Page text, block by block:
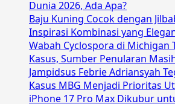
Dunia 2026, Ada Apa?
Baju Kuning Cocok dengan
Inspirasi Kombinasi yang
Wabah Cyclospora di Michigan
Kasus, Sumber Penularan
Jampidsus Febrie Adriansyah
Kasus MBG Menjadi Prioritas
iPhone 17 Pro Max Dikubur